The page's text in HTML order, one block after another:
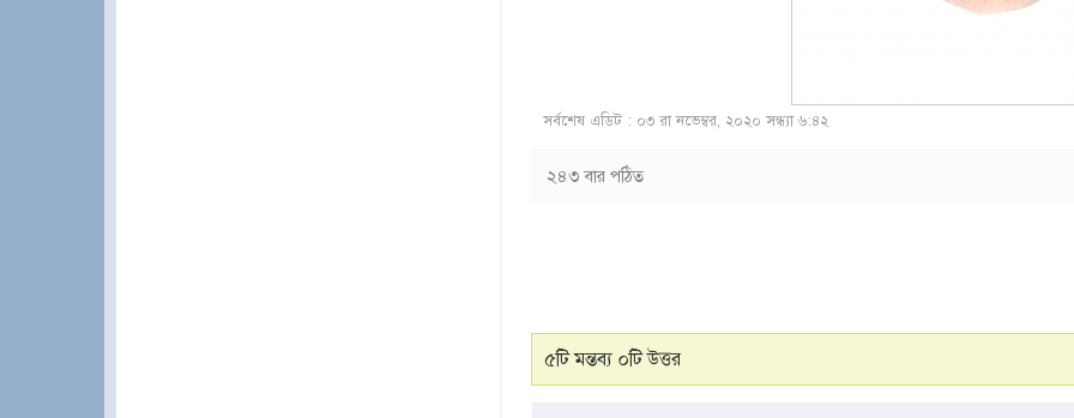
সর্বশেষ এডিট : ০৩ রা নভেম্বর, ২০২০ সন্ধ্যা ৬:৪২
২৪৩ বার পঠিত
৫টি মন্তব্য ০টি উত্তর